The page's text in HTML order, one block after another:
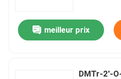
meilleur prix
DMTr-2'-